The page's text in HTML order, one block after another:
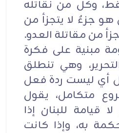
وكل من نقاتله
جزءٌ لا يتجزأ من
من مقاتلة العدو.
مبنية على فكرة
وهي تنطلق
أي ليست ردة فعل
متكامل، يقول
قيامة للبنان إذا
به، وإذا كانت